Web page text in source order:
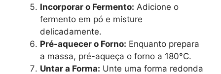
Incorporar o Fermento: Adicione o
fermento em pó e misture
delicadamente.
Pré-aquecer o Forno: Enquanto prepara
a massa, pré-aqueça o forno a 180°C.
Untar a Forma: Unte uma forma redonda